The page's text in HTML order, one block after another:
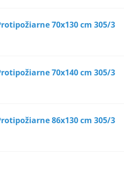
70x130 cm 305/3
70x140 cm 305/3
86x130 cm 305/3